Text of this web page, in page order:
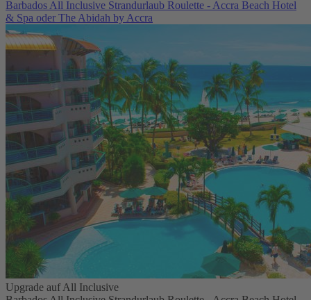
Barbados All Inclusive Strandurlaub Roulette - Accra Beach Hotel
& Spa oder The Abidah by Accra
Upgrade auf All Inclusive